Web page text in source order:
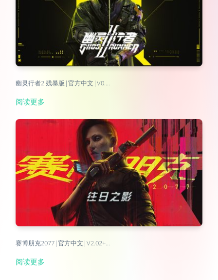
幽灵行者2 残暴版|官方中文|V0.…
阅读更多
赛博朋克2077|官方中文|V2.02+…
阅读更多